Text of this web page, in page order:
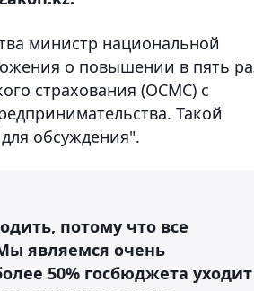
министр национальной
о повышении в пять
страхования (ОСМС) с
Такой
обсуждения".
потому что все
являемся очень
50% госбюджета уходит